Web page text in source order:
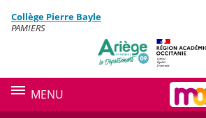
Menu de la rubrique
Contenu
Collège Pierre Bayle
PAMIERS
MENU